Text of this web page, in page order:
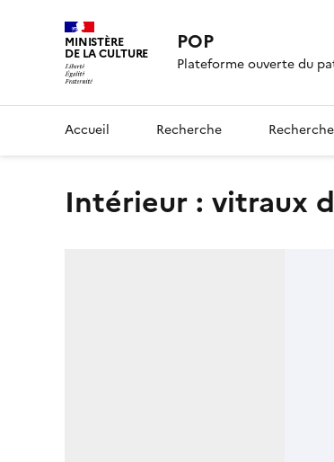
MINISTÈRE
DE LA CULTURE POP
Plateforme ouverte du
Accueil Recherche
Intérieur : vitraux